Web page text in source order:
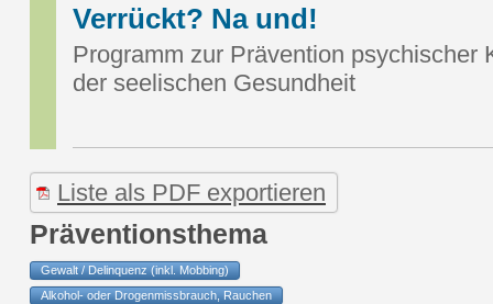
Verrückt? Na und!
Programm zur Prävention psychischer
der seelischen Gesundheit
Liste als PDF exportieren
Präventionsthema
Gewalt / Delinquenz (inkl. Mobbing)
Alkohol- oder Drogenmissbrauch, Rauchen